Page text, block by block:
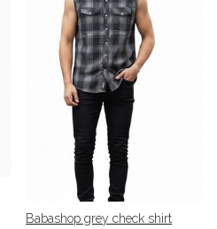
Babashop grey check shirt